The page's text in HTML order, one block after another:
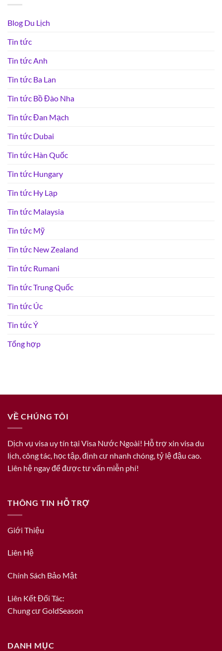
Blog Du Lịch
Tin tức
Tin tức Anh
Tin tức Ba Lan
Tin tức Bồ Đào Nha
Tin tức Đan Mạch
Tin tức Dubai
Tin tức Hàn Quốc
Tin tức Hungary
Tin tức Hy Lạp
Tin tức Malaysia
Tin tức Mỹ
Tin tức New Zealand
Tin tức Rumani
Tin tức Trung Quốc
Tin tức Úc
Tin tức Ý
Tổng hợp
VỀ CHÚNG TÔI
Dịch vụ visa uy tín tại Visa Nước Ngoài! Hỗ trợ xin visa du
lịch, công tác, học tập, định cư nhanh chóng, tỷ lệ đậu cao.
Liên hệ ngay để được tư vấn miễn phí!
THÔNG TIN HỖ TRỢ
Giới Thiệu
Liên Hệ
Chính Sách Bảo Mật
Liên Kết Đối Tác:
Chung cư GoldSeason
DANH MỤC